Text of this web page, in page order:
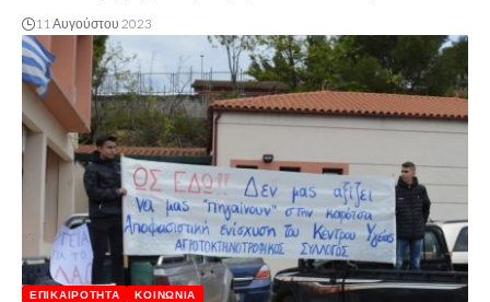
11 Αυγούστου 2023
ΕΠΙΚΑΙΡΌΤΗΤΑ ΚΟΙΝΩΝΊΑ